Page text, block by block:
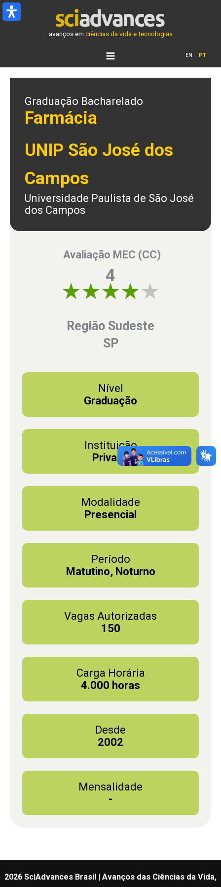
Ir
para
avanços em ciências da vida e tecnologias
EN PT
Graduação Bacharelado
Farmácia
UNIP São José dos
Campos
Universidade Paulista de São José
dos Campos
Avaliação MEC (CC)
4
Região Sudeste
SP
Nível
Graduação
Instituição
Privada
Modalidade
Presencial
Período
Matutino, Noturno
Vagas Autorizadas
150
Carga Horária
4.000 horas
Desde
2002
Mensalidade
-
2026 SciAdvances Brasil | Avanços das Ciências da Vida,